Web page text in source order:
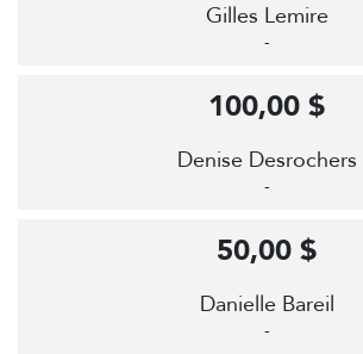
Gilles Lemire
-
Denise Desrochers
-
100,00 $
Danielle Bareil
-
50,00 $